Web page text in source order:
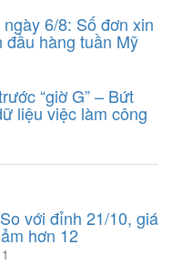
6/8: Số đơn xin
đầu hàng tuần Mỹ
“giờ G” – Bứt
liệu việc làm công
với đỉnh 21/10, giá
hơn 12